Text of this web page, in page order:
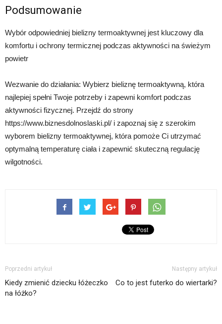
Podsumowanie
Wybór odpowiedniej bielizny termoaktywnej jest kluczowy dla
komfortu i ochrony termicznej podczas aktywności na świeżym
powietr
Wezwanie do działania: Wybierz bieliznę termoaktywną, która
najlepiej spełni Twoje potrzeby i zapewni komfort podczas
aktywności fizycznej. Przejdź do strony
https://www.biznesdolnoslaski.pl/ i zapoznaj się z szerokim
wyborem bielizny termoaktywnej, która pomoże Ci utrzymać
optymalną temperaturę ciała i zapewnić skuteczną regulację
wilgotności.
Poprzedni artykuł
Kiedy zmienić dziecku łóżeczko
na łóżko?
Następny artykuł
Co to jest futerko do wiertarki?